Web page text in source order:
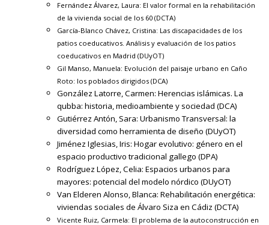
Fernández Álvarez, Laura: El valor formal en la rehabilitación
de la vivienda social de los 60 (DCTA)
García-Blanco Chávez, Cristina: Las discapacidades de los
patios coeducativos. Análisis y evaluación de los patios
coeducativos en Madrid (DUyOT)
Gil Manso, Manuela: Evolución del paisaje urbano en Caño
Roto: los poblados dirigidos (DCA)
González Latorre, Carmen: Herencias islámicas. La
qubba: historia, medioambiente y sociedad (DCA)
Gutiérrez Antón, Sara: Urbanismo Transversal: la
diversidad como herramienta de diseño (DUyOT)
Jiménez Iglesias, Iris: Hogar evolutivo: género en el
espacio productivo tradicional gallego (DPA)
Rodríguez López, Celia: Espacios urbanos para
mayores: potencial del modelo nórdico (DUyOT)
Van Elderen Alonso, Blanca: Rehabilitación energética:
viviendas sociales de Álvaro Siza en Cádiz (DCTA)
Vicente Ruiz, Carmela: El problema de la autoconstrucción en